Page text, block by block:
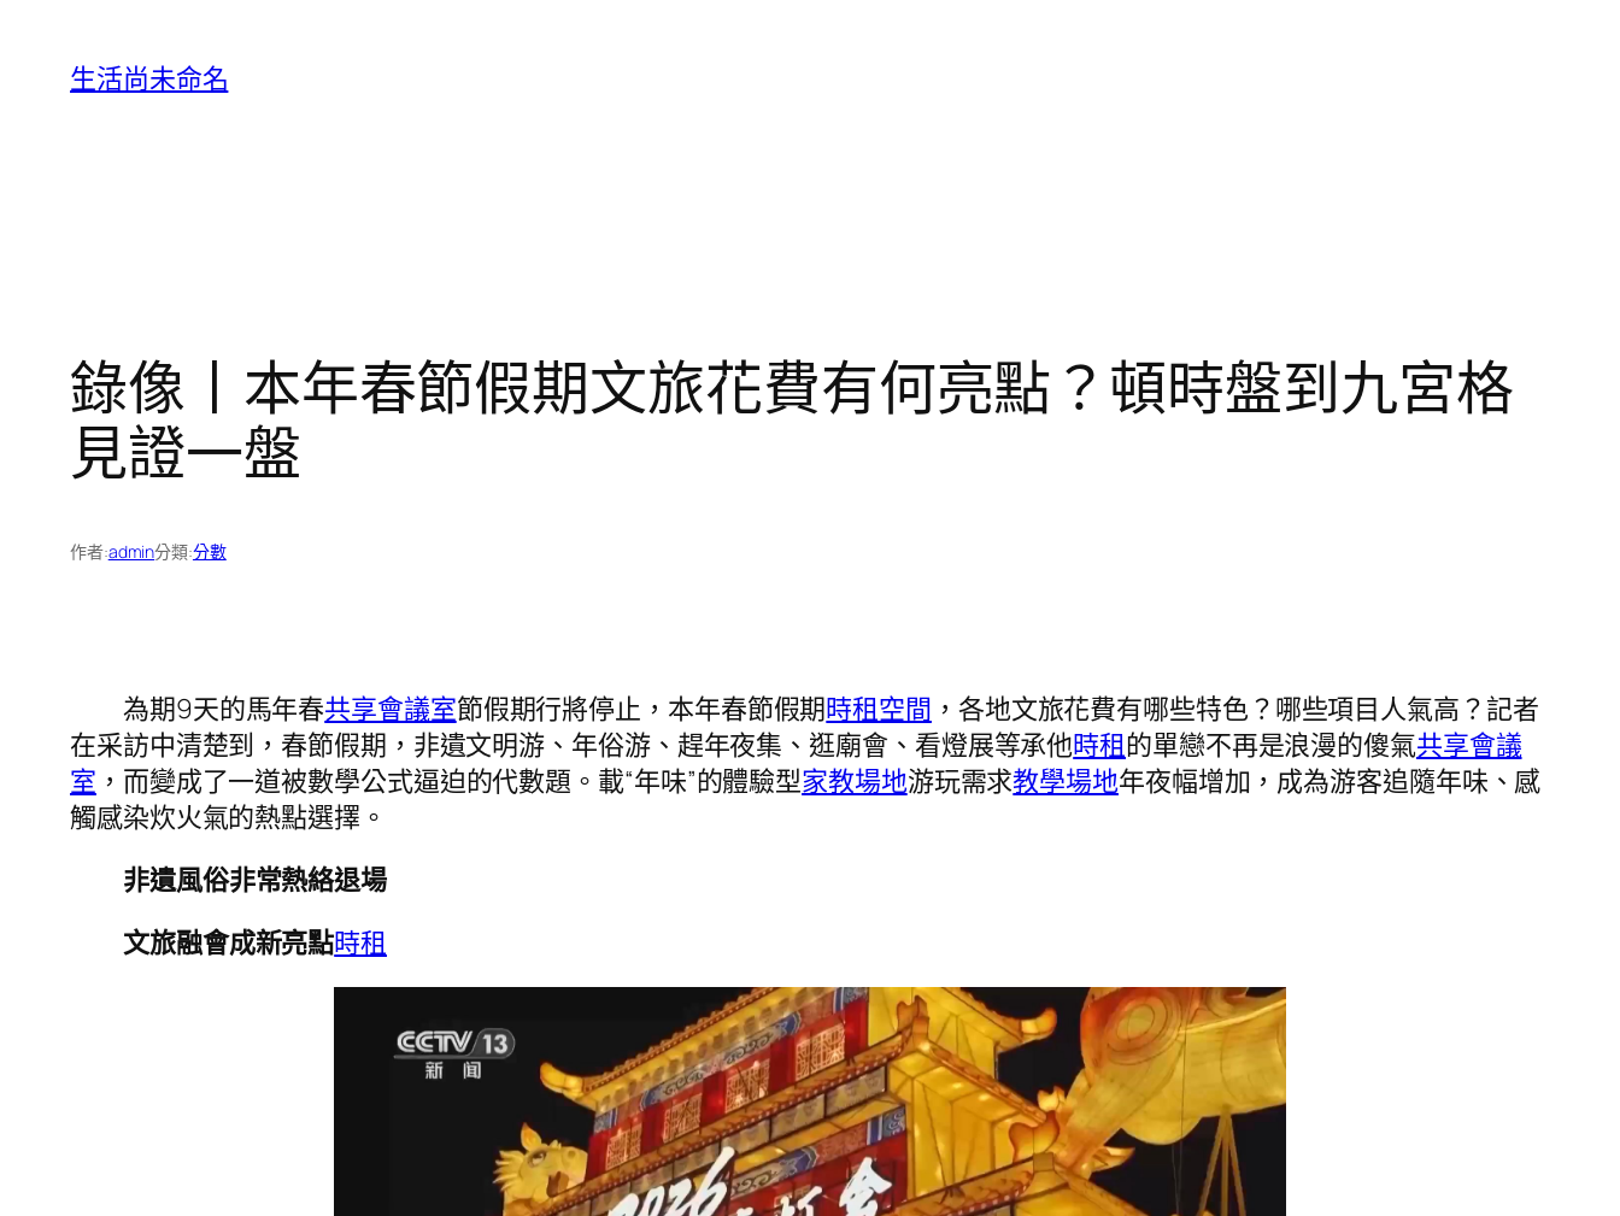
生活尚未命名
錄像丨本年春節假期文旅花費有何亮點？頓時盤到九宮格
見證一盤
作者:admin分類:分數
為期9天的馬年春共享會議室節假期行將停止，本年春節假期時租空間 ，各地文旅花費有哪些特色？哪些項目人氣高？記者
在采訪中清楚到，春節假期，非遺文明游、年俗游、趕年夜集、逛廟會、看燈展等承他時租的單戀不再是浪漫的傻氣共享會議
室 ，而變成了一道被數學公式逼迫的代數題。載“年味”的體驗型家教場地游玩需求教學場地年夜幅增加，成為游客追隨年味、感
觸感染炊火氣的熱點選擇。
非遺風俗非常熱絡退場
文旅融會成新亮點時租